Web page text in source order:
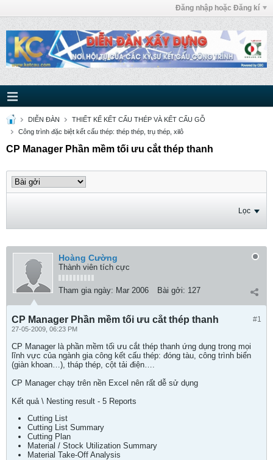
Đăng nhập hoặc Đăng kí
DIỄN ĐÀN
THIẾT KẾ KẾT CẤU THÉP VÀ KẾT CẤU GỖ
Công trình đặc biệt kết cấu thép: thép thép, trụ thép, xilô
CP Manager Phần mềm tối ưu cắt thép thanh
Lọc
Hoàng Cường
Thành viên tích cực
Tham gia ngày: Mar 2006 Bài gởi: 127
#1
CP Manager Phần mềm tối ưu cắt thép thanh
27-05-2009, 06:23 PM
CP Manager là phần mềm tối ưu cắt thép thanh ứng dụng trong mọi
lĩnh vực của ngành gia công kết cấu thép: đóng tàu, công trình biển
(giàn khoan…), tháp thép, cột tải điện….
CP Manager chạy trên nền Excel nên rất dễ sử dụng
Kết quả \ Nesting result - 5 Reports
Cutting List
Cutting List Summary
Cutting Plan
Material / Stock Utilization Summary
Material Take-Off Analysis